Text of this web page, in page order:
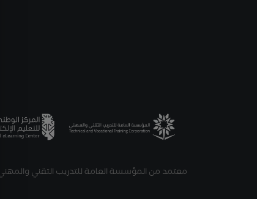
معتمد من المؤسسة العامة للتدريب التقني والمهني